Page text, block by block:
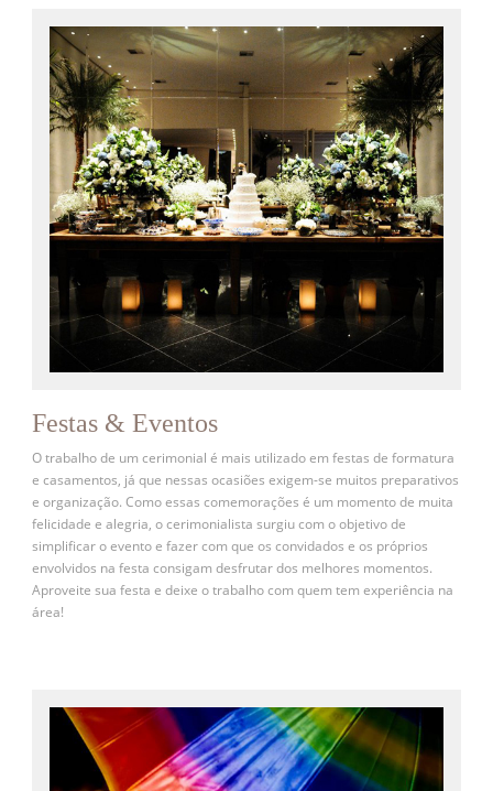
Festas & Eventos
O trabalho de um cerimonial é mais utilizado em festas de formatura
e casamentos, já que nessas ocasiões exigem-se muitos preparativos
e organização. Como essas comemorações é um momento de muita
felicidade e alegria, o cerimonialista surgiu com o objetivo de
simplificar o evento e fazer com que os convidados e os próprios
envolvidos na festa consigam desfrutar dos melhores momentos.
Aproveite sua festa e deixe o trabalho com quem tem experiência na
área!